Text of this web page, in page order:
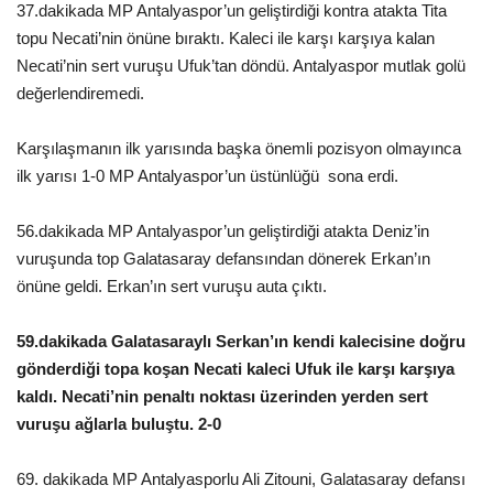
37.dakikada MP Antalyaspor’un geliştirdiği kontra atakta Tita
topu Necati’nin önüne bıraktı. Kaleci ile karşı karşıya kalan
Necati’nin sert vuruşu Ufuk’tan döndü. Antalyaspor mutlak golü
değerlendiremedi.
Karşılaşmanın ilk yarısında başka önemli pozisyon olmayınca
ilk yarısı 1-0 MP Antalyaspor’un üstünlüğü sona erdi.
56.dakikada MP Antalyaspor’un geliştirdiği atakta Deniz’in
vuruşunda top Galatasaray defansından dönerek Erkan’ın
önüne geldi. Erkan’ın sert vuruşu auta çıktı.
59.dakikada Galatasaraylı Serkan’ın kendi kalecisine doğru
gönderdiği topa koşan Necati kaleci Ufuk ile karşı karşıya
kaldı. Necati’nin penaltı noktası üzerinden yerden sert
vuruşu ağlarla buluştu. 2-0
69. dakikada MP Antalyasporlu Ali Zitouni, Galatasaray defansı